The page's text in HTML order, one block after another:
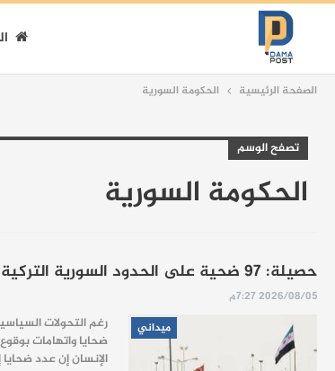
الصفحة الرئيسية الحكومة السورية
تصفح الوسم
الحكومة السورية
حصيلة: 97 ضحية على الحدود السورية التركية منذ سقوط النظام
2026/08/05 7:27م
ميداني
ضحايا واتهامات
الإنسان إن عدد ضحايا إطلاق النار